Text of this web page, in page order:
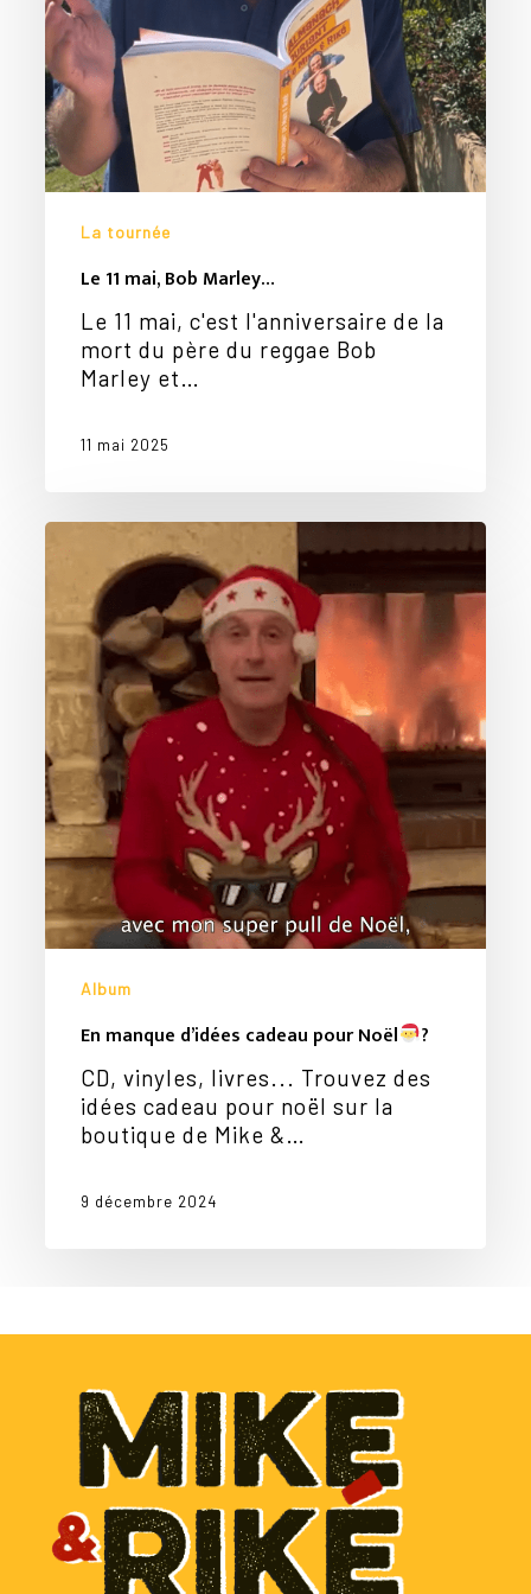
Votre panier est vide.
Go To Shop
La tournée
Le 11 mai, Bob Marley…
Le 11 mai, c'est l'anniversaire de la
mort du père du reggae Bob
Marley et…
11 mai 2025
En
manque
d’idées
cadeau
Noël
Album
En manque d’idées cadeau pour Noël ?
CD, vinyles, livres... Trouvez des
idées cadeau pour noël sur la
boutique de Mike &…
9 décembre 2024